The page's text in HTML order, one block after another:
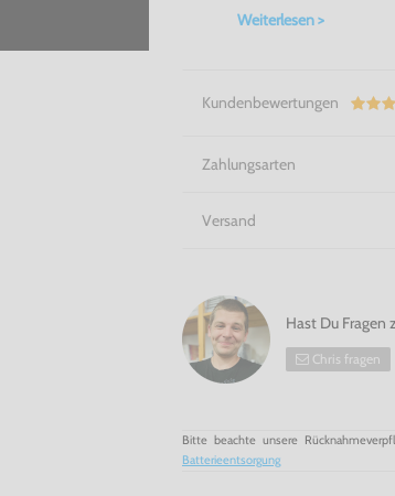
Weiterlesen >
Kundenbewertungen
Zahlungsarten
Versand
Hast Du Fragen
Chris fragen
Bitte beachte unsere
Batterieentsorgung